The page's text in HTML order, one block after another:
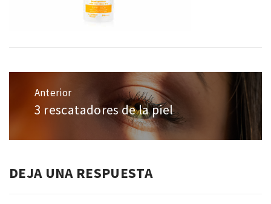
Navegación
entradas
Anterior
Entrada
3 rescatadores de la piel
DEJA UNA RESPUESTA